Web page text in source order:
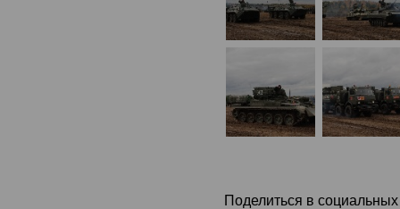
Поделиться в социальных